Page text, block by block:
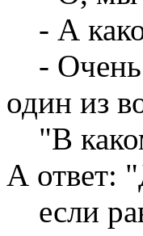
- А
- Очень
один из
"В
А ответ:
если